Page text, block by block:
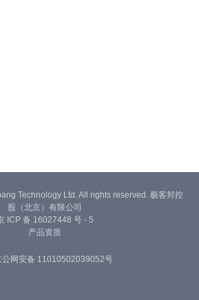
Technology Ltd. All rights reserved. 极客邦控
股（北京）有限公司
ICP 备 16027448 号 - 5
产品资质
公网安备 11010502039052号